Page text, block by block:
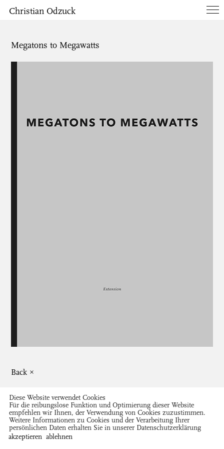
Christian Odzuck
Megatons to Megawatts
Back ×
Close ×
Diese Website verwendet Cookies
Für die reibungslose Funktion und Optimierung dieser Website
empfehlen wir Ihnen, der Verwendung von Cookies zuzustimmen.
Weitere Informationen zu Cookies und der Verarbeitung Ihrer
persönlichen Daten erhalten Sie in unserer Datenschutzerklärung
akzeptieren ablehnen